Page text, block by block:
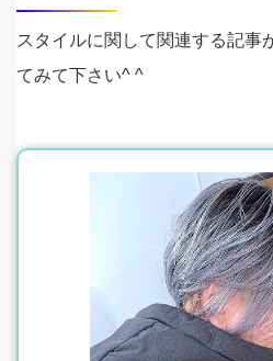
スタイルに関して関連する記事
てみて下さい^ ^